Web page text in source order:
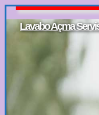
İçeriğe
geçLavabo Açma